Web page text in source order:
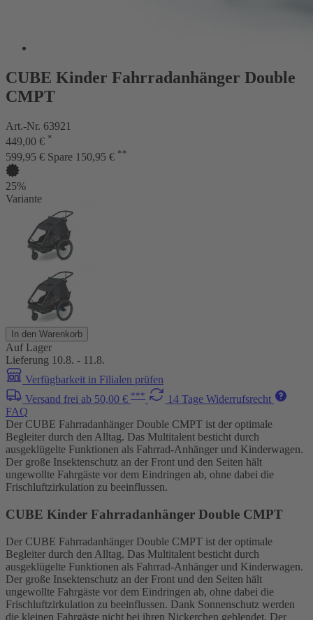
CUBE Kinder Fahrradanhänger Double
CMPT
Art.-Nr. 63921
449,00 € *
599,95 € Spare 150,95 € **
25%
Variante
In den Warenkorb
Auf Lager
Lieferung 10.8. - 11.8.
Verfügbarkeit in Filialen prüfen
Versand frei ab 50,00 € ***
14 Tage Widerrufsrecht
FAQ
Der CUBE Fahrradanhänger Double CMPT ist der optimale
Begleiter durch den Alltag. Das Multitalent besticht durch
ausgeklügelte Funktionen als Fahrrad-Anhänger und Kinderwagen.
Der große Insektenschutz an der Front und den Seiten hält
ungewollte Fahrgäste vor dem Eindringen ab, ohne dabei die
Frischluftzirkulation zu beeinflussen.
CUBE Kinder Fahrradanhänger Double CMPT
Der CUBE Fahrradanhänger Double CMPT ist der optimale
Begleiter durch den Alltag. Das Multitalent besticht durch
ausgeklügelte Funktionen als Fahrrad-Anhänger und Kinderwagen.
Der große Insektenschutz an der Front und den Seiten hält
ungewollte Fahrgäste vor dem Eindringen ab, ohne dabei die
Frischluftzirkulation zu beeinflussen. Dank Sonnenschutz werden
die kleinen Fahrgäste nicht bei ihren Nickerchen geblendet. Der